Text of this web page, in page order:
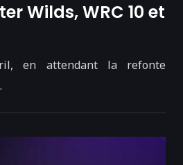
Wilds, WRC 10 et
en attendant la refonte